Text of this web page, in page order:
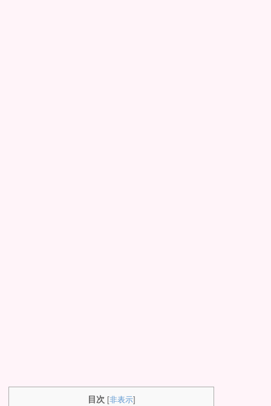
目次 [非表示]